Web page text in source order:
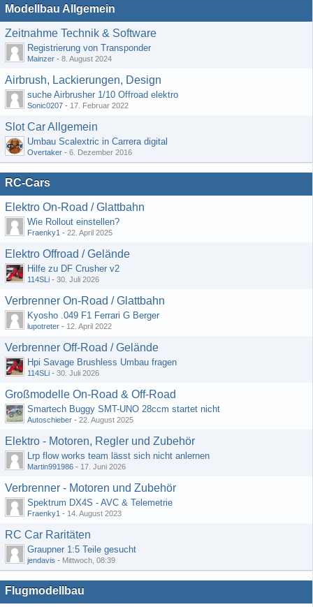
Modellbau Allgemein
Zeitnahme Technik & Software
Registrierung von Transponder
Mainzer - 8. August 2024
Airbrush, Lackierungen, Design
suche Airbrusher 1/10 Offroad elektro
Sonic0207 - 17. Februar 2022
Slot Car Allgemein
Umbau Scalextric in Carrera digital
Overtaker - 6. Dezember 2016
RC-Cars
Elektro On-Road / Glattbahn
Wie Rollout einstellen?
Fraenky1 - 22. April 2025
Elektro Offroad / Gelände
Hilfe zu DF Crusher v2
114SLi - 30. Juli 2026
Verbrenner On-Road / Glattbahn
Kyosho .049 F1 Ferrari G Berger
lupotreter - 12. April 2022
Verbrenner Off-Road / Gelände
Hpi Savage Brushless Umbau fragen
114SLi - 30. Juli 2026
Großmodelle On-Road & Off-Road
Smartech Buggy SMT-UNO 28ccm startet nicht
Autoschieber - 22. August 2025
Elektro - Motoren, Regler und Zubehör
Lrp flow works team lässt sich nicht anlernen
Martin991986 - 17. Juni 2026
Verbrenner - Motoren und Zubehör
Spektrum DX4S - AVC & Telemetrie
Fraenky1 - 14. August 2023
RC Car Raritäten
Graupner 1:5 Teile gesucht
jendavis - Mittwoch, 08:39
Flugmodellbau